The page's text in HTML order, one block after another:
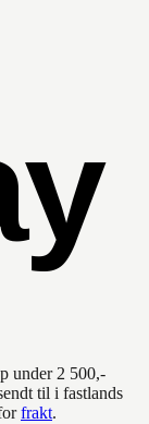
under 2 500,-
til i fastlands
frakt.